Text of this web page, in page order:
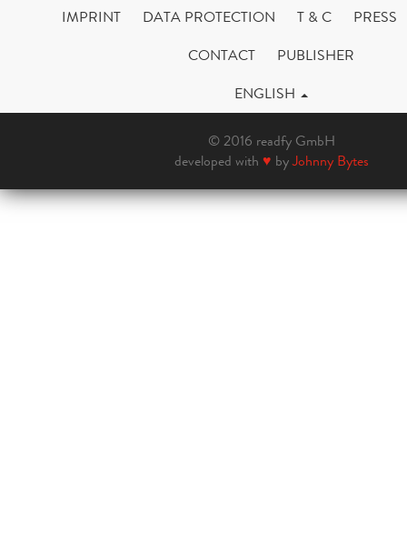
IMPRINT DATA PROTECTION T & C
PRESS
CONTACT
PUBLISHER
ENGLISH
© 2016 readfy GmbH
developed with ♥ byJohnny Bytes